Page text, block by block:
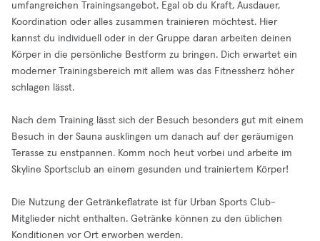
umfangreichen Trainingsangebot. Egal ob du Kraft, Ausdauer,
Koordination oder alles zusammen trainieren möchtest. Hier
kannst du individuell oder in der Gruppe daran arbeiten deinen
Körper in die persönliche Bestform zu bringen. Dich erwartet ein
moderner Trainingsbereich mit allem was das Fitnessherz höher
schlagen lässt.
Nach dem Training lässt sich der Besuch besonders gut mit einem
Besuch in der Sauna ausklingen um danach auf der geräumigen
Terasse zu enstpannen. Komm noch heut vorbei und arbeite im
Skyline Sportsclub an einem gesunden und trainiertem Körper!
Die Nutzung der Getränkeflatrate ist für Urban Sports Club-
Mitglieder nicht enthalten. Getränke können zu den üblichen
Konditionen vor Ort erworben werden.